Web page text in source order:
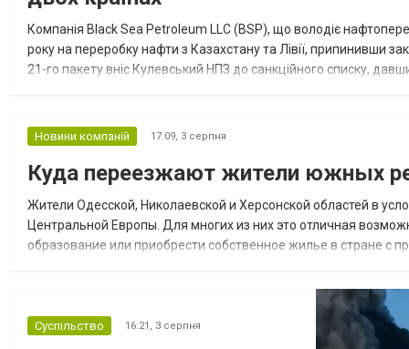
Компанія Black Sea Petroleum LLC (BSP), що володіє
року на переробку нафти з Казахстану та Лівії, припинивши
21-го пакету вніс Кулевський НПЗ до санкційного списку,
Новини компаній 17:09, 3 серпня
Куда переезжают жители южных
Жители Одесской, Николаевской и Херсонской областей в
Центральной Европы. Для многих из них это отличная
образование или приобрести собственное жилье в стране с
Суспільство 16:21, 3 серпня